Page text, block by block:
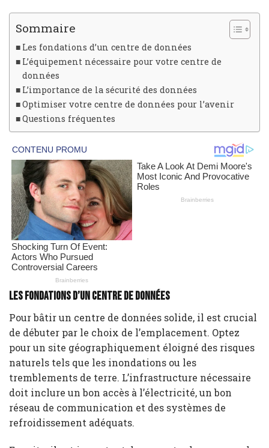
Sommaire
Les fondations d’un centre de données
L’équipement nécessaire pour votre centre de
données
L’importance de la sécurité des données
Optimiser votre centre de données pour l’avenir
Questions fréquentes
Les fondations d’un centre de données
Pour bâtir un centre de données solide, il est crucial
de débuter par le choix de l’emplacement. Optez
pour un site géographiquement éloigné des risques
naturels tels que les inondations ou les
tremblements de terre. L’infrastructure nécessaire
doit inclure un bon accès à l’électricité, un bon
réseau de communication et des systèmes de
refroidissement adéquats.